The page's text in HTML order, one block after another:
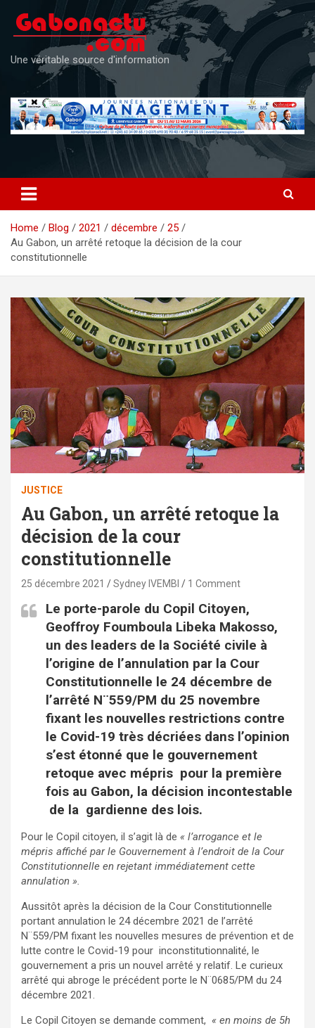
content
Une véritable source d'information
Home Blog 2021 décembre
25
Au Gabon, un arrêté retoque la décision de la cour
constitutionnelle
JUSTICE
Au Gabon, un arrêté retoque la
décision de la cour
constitutionnelle
25 décembre 2021 Sydney IVEMBI 1 Comment
Le porte-parole du Copil Citoyen,
Geoffroy Foumboula Libeka Makosso,
un des leaders de la Société civile à
l’origine de l’annulation par la Cour
Constitutionnelle le 24 décembre de
l’arrêté N¨559/PM du 25 novembre
fixant les nouvelles restrictions contre
le Covid-19 très décriées dans l’opinion
s’est étonné que le gouvernement
retoque avec mépris pour la première
fois au Gabon, la décision incontestable
de la gardienne des lois.
Pour le Copil citoyen, il s’agit là de « l’arrogance et le
mépris affiché par le Gouvernement à l’endroit de la Cour
Constitutionnelle en rejetant immédiatement cette
annulation ».
Aussitôt après la décision de la Cour Constitutionnelle
portant annulation le 24 décembre 2021 de l’arrêté
N¨559/PM fixant les nouvelles mesures de prévention et de
lutte contre le Covid-19 pour inconstitutionnalité, le
gouvernement a pris un nouvel arrêté y relatif. Le curieux
arrêté qui abroge le précédent porte le N¨0685/PM du 24
décembre 2021.
Le Copil Citoyen se demande comment, « en moins de 5h